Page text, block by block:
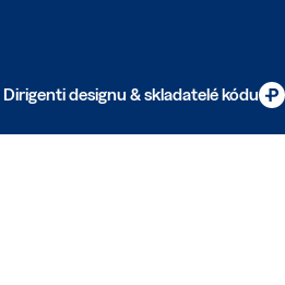
Dirigenti designu & skladatelé kódu